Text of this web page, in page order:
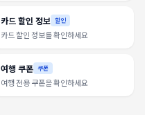
카드 할인 정보 할인
카드 할인 정보를 확인하세요
여행 쿠폰 쿠폰
여행 전용 쿠폰을 확인하세요